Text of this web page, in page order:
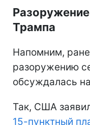
Трампа
Напомним,
разоружению
обсуждалась
Так, США
15-пунктный